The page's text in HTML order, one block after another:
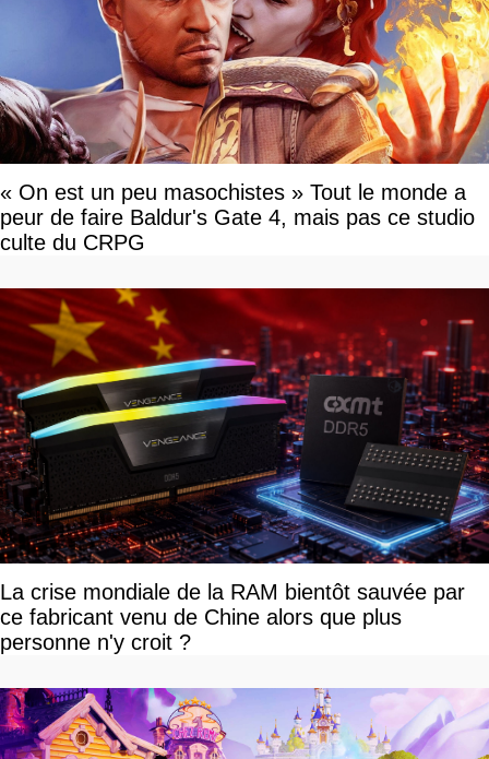
« On est un peu masochistes » Tout le monde a
peur de faire Baldur's Gate 4, mais pas ce studio
culte du CRPG
La crise mondiale de la RAM bientôt sauvée par
ce fabricant venu de Chine alors que plus
personne n'y croit ?